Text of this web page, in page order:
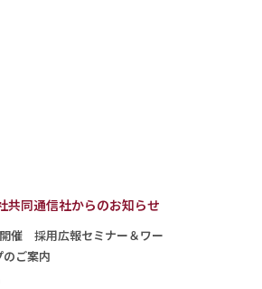
共同通信社からのお知らせ
催 採用広報セミナー＆ワー
ご案内